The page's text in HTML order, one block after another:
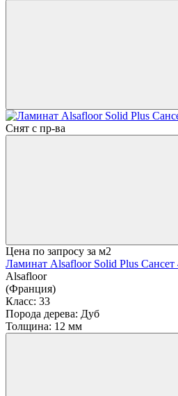
Снят с пр-ва
Цена по запросу за м2
Ламинат Alsafloor Solid Plus Сансет
Alsafloor
(Франция)
Класс: 33
Порода дерева: Дуб
Толщина: 12 мм